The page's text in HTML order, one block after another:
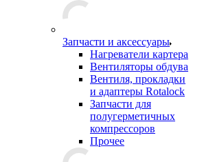
Запчасти и аксессуары
Нагреватели картера
Вентиляторы обдува
Вентиля, прокладки
и адаптеры Rotalock
Запчасти для
полугерметичных
компрессоров
Прочее